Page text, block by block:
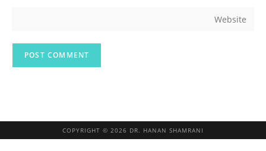
COPYRIGHT © 2026 DR. HANAN SHAMRANI